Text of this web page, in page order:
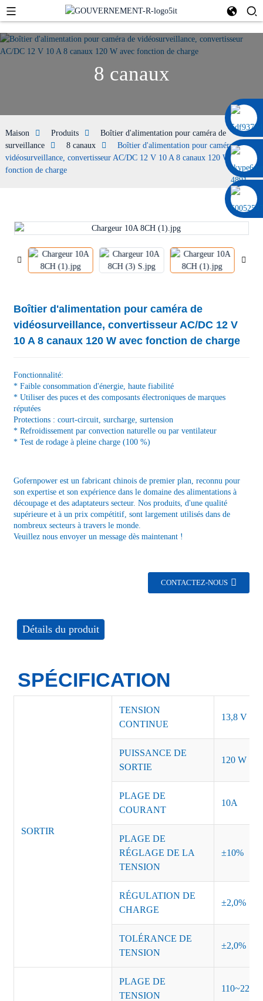
0086 13322920697
8 canaux
Maison Produits
Boîtier d'alimentation pour caméra de
surveillance
8 canaux
Boîtier d'alimentation pour caméra de
vidéosurveillance, convertisseur AC/DC 12 V 10 A 8 canaux 120 W avec
fonction de charge
Boîtier d'alimentation pour caméra de
vidéosurveillance, convertisseur AC/DC 12 V
10 A 8 canaux 120 W avec fonction de charge
Fonctionnalité:
* Faible consommation d'énergie, haute fiabilité
* Utiliser des puces et des composants électroniques de marques
réputées
Protections : court-circuit, surcharge, surtension
* Refroidissement par convection naturelle ou par ventilateur
* Test de rodage à pleine charge (100 %)
Gofernpower est un fabricant chinois de premier plan, reconnu pour
son expertise et son expérience dans le domaine des alimentations à
découpage et des adaptateurs secteur. Nos produits, d'une qualité
supérieure et à un prix compétitif, sont largement utilisés dans de
nombreux secteurs à travers le monde.
Veuillez nous envoyer un message dès maintenant !
CONTACTEZ-NOUS
Détails du produit
SPÉCIFICATION
SORTIR
TENSION
CONTINUE
13,8 V
PUISSANCE DE
SORTIE
120 W
PLAGE DE
COURANT
10A
PLAGE DE
RÉGLAGE DE LA
TENSION
±10%
RÉGULATION DE
CHARGE
±2,0%
TOLÉRANCE DE
TENSION
±2,0%
PLAGE DE
TENSION
110~220